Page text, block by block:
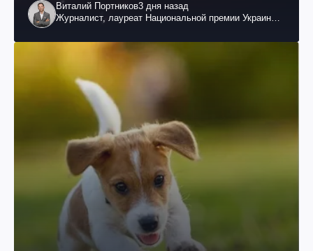
Виталий Портников3 дня назад
Журналист, лауреат Национальной премии Украины